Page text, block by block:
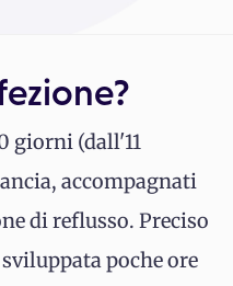
giorni (dall'11
accompagnati
di reflusso. Preciso
poche ore